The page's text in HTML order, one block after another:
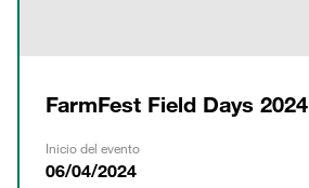
FarmFest Field Days 2024
Inicio del evento
06/04/2024